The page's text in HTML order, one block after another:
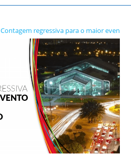
Contagem regressiva para o maior evento